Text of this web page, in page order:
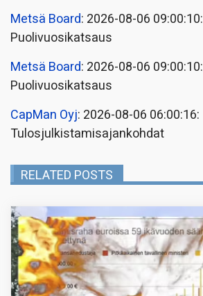
Metsä Board: 2026-08-06 09:00:10:
Puolivuosikatsaus
Metsä Board: 2026-08-06 09:00:10:
Puolivuosikatsaus
CapMan Oyj: 2026-08-06 06:00:16:
Tulosjulkistamisajankohdat
RELATED POSTS